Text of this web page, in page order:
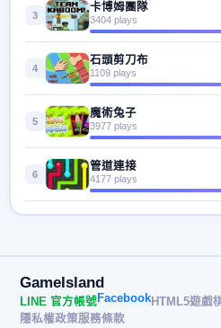
3
卡博姆團隊
3404 plays
4
石頭剪刀布
1109 plays
5
魔術兔子
3977 plays
6
管道連接
4177 plays
GameIsland
LINE 官方帳號FacebookHTML5遊戲
隱私權政策服務條款